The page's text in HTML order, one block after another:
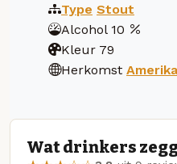
Type Stout
Alcohol 10
Kleur 79
Herkomst Amerika
Wat drinkers